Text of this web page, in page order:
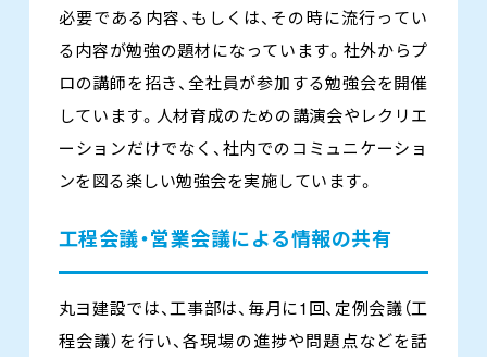
必要である内容、もしくは、その時に流行ってい
る内容が勉強の題材になっています。社外からプ
ロの講師を招き、全社員が参加する勉強会を開催
しています。人材育成のための講演会やレクリエ
ーションだけでなく、社内でのコミュニケーショ
ンを図る楽しい勉強会を実施しています。
工程会議・営業会議による情報の共有
丸ヨ建設では、工事部は、毎月に1回、定例会議（工
程会議）を行い、各現場の進捗や問題点などを話